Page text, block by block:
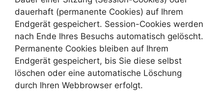
dauerhaft (permanente Cookies) auf Ihrem
Endgerät gespeichert. Session-Cookies werden
nach Ende Ihres Besuchs automatisch gelöscht.
Permanente Cookies bleiben auf Ihrem
Endgerät gespeichert, bis Sie diese selbst
löschen oder eine automatische Löschung
durch Ihren Webbrowser erfolgt.